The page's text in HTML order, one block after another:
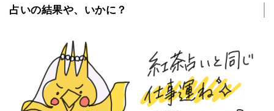
占いの結果や、いかに？